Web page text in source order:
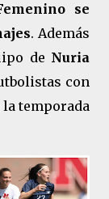
se
. Además
de Nuria
con
temporada